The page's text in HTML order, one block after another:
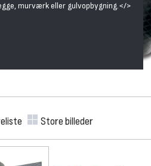
murværk eller gulvopbygning.</>
Store billeder